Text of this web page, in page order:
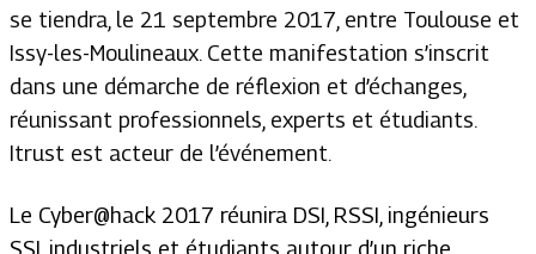
se tiendra, le 21 septembre 2017, entre Toulouse et
Issy-les-Moulineaux. Cette manifestation s’inscrit
dans une démarche de réflexion et d’échanges,
réunissant professionnels, experts et étudiants.
Itrust est acteur de l’événement.
Le Cyber@hack 2017 réunira DSI, RSSI, ingénieurs
SSI, industriels et étudiants autour d’un riche